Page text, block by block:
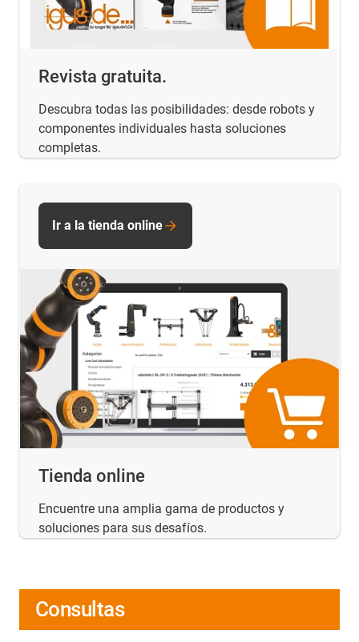
Revista gratuita.
Descubra todas las posibilidades: desde robots y
componentes individuales hasta soluciones
completas.
Tienda online
Encuentre una amplia gama de productos y
soluciones para sus desafíos.
Ir a la tienda online
Consultas